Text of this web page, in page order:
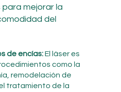
mejorar la
del
de encías:El láser es
como la
remodelación de
tratamiento de la